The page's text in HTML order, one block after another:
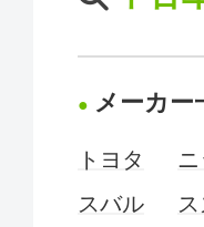
メーカー
トヨタ
スバル